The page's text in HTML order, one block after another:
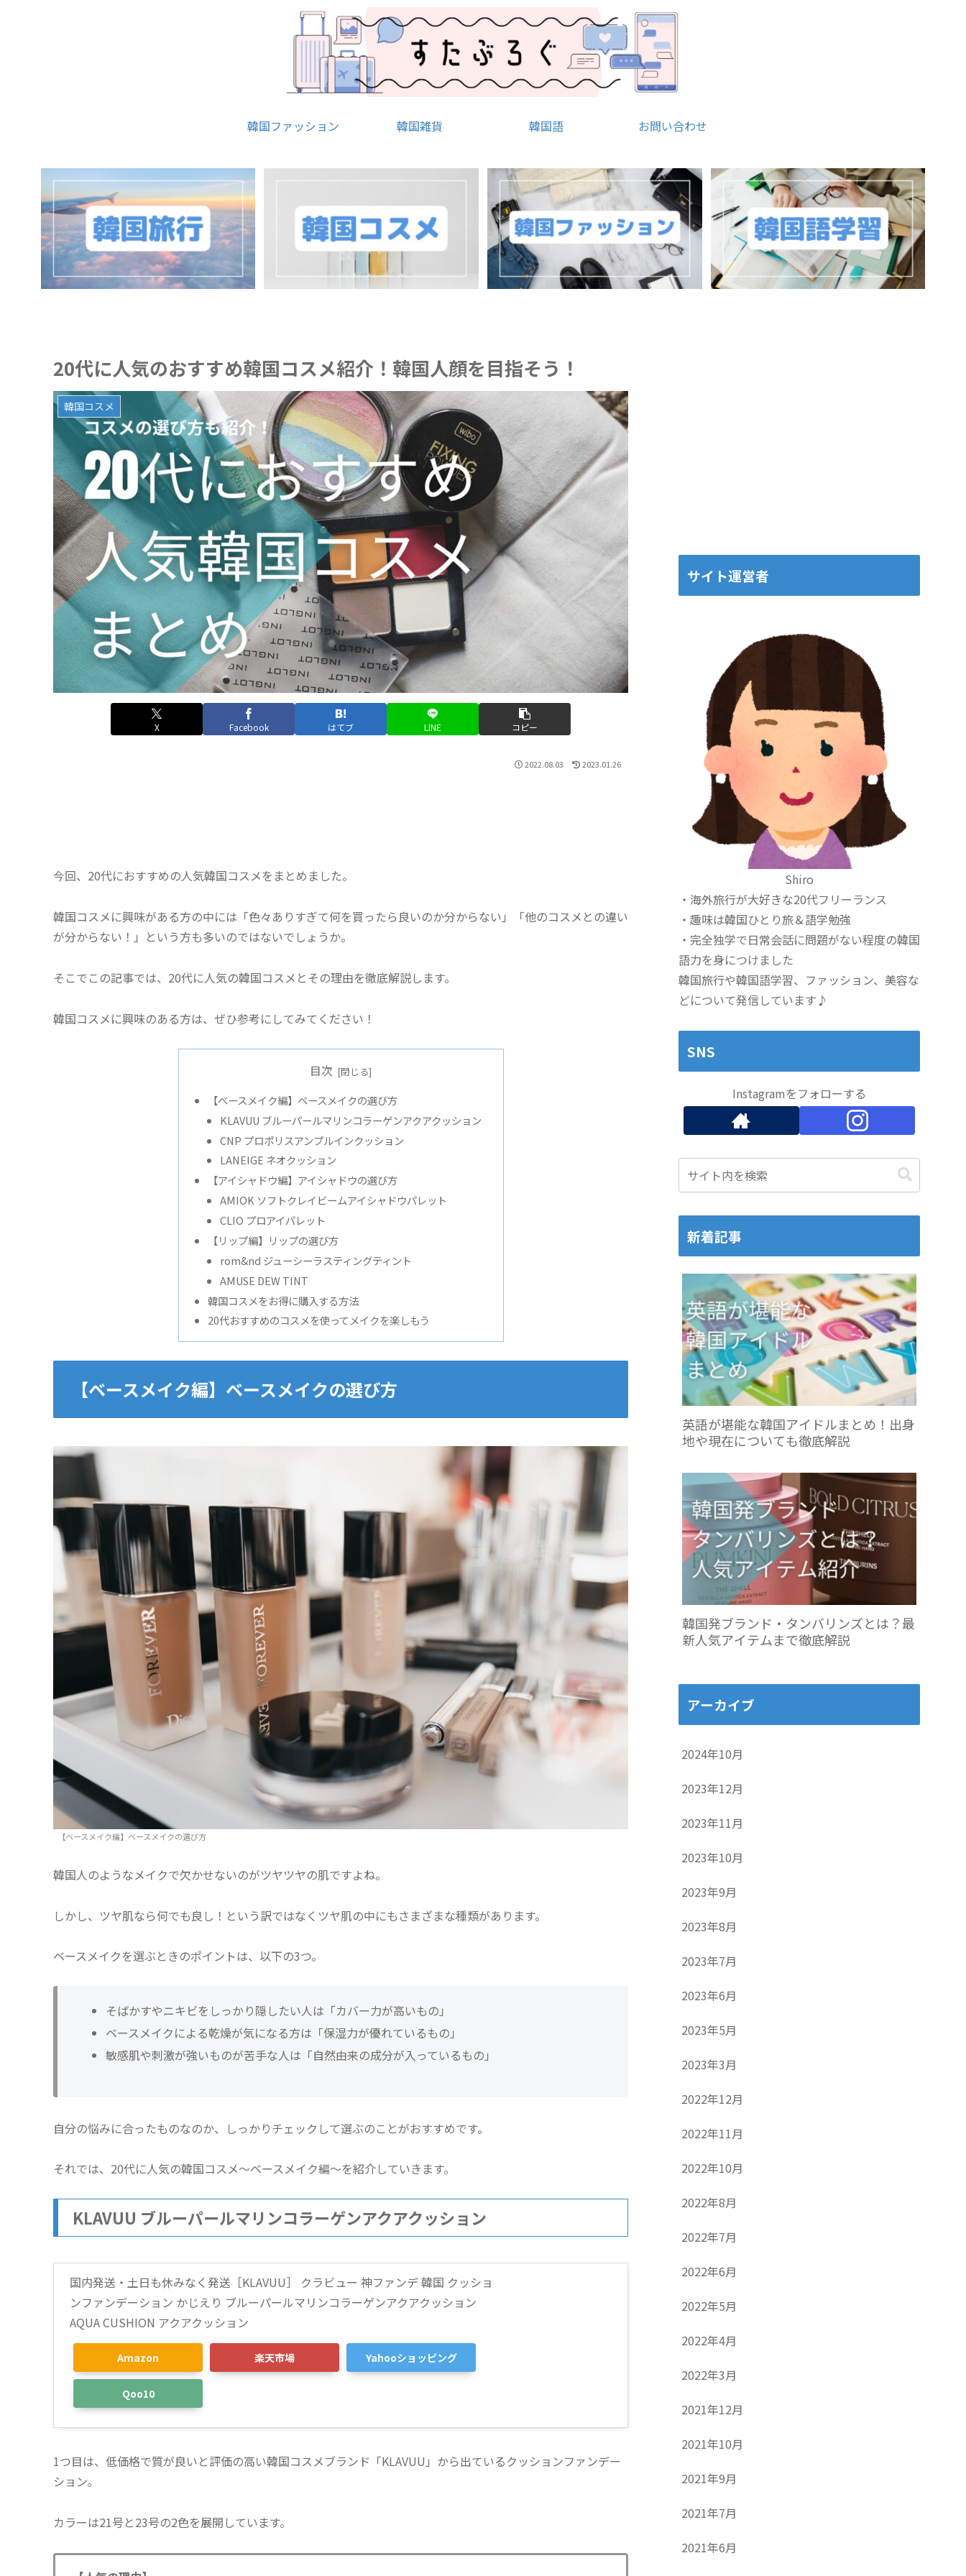
韓国ファッション 韓国雑貨 韓国語 お問い合わせ
20代に人気のおすすめ韓国コスメ紹介！韓国人顔を目指そう！
韓国コスメ
X Facebook はてブ LINE コピー
2022.08.03 2023.01.26
今回、20代におすすめの人気韓国コスメをまとめました。
韓国コスメに興味がある方の中には「色々ありすぎて何を買ったら良いのか分からない」「他のコスメとの違い
が分からない！」という方も多いのではないでしょうか。
そこでこの記事では、20代に人気の韓国コスメとその理由を徹底解説します。
韓国コスメに興味のある方は、ぜひ参考にしてみてください！
目次
【ベースメイク編】ベースメイクの選び方
KLAVUU ブルーパールマリンコラーゲンアクアクッション
CNP プロポリスアンプルインクッション
LANEIGE ネオクッション
【アイシャドウ編】アイシャドウの選び方
AMIOK ソフトクレイビームアイシャドウパレット
CLIO プロアイパレット
【リップ編】リップの選び方
rom&nd ジューシーラスティングティント
AMUSE DEW TINT
韓国コスメをお得に購入する方法
20代おすすめのコスメを使ってメイクを楽しもう
【ベースメイク編】ベースメイクの選び方
【ベースメイク編】ベースメイクの選び方
韓国人のようなメイクで欠かせないのがツヤツヤの肌ですよね。
しかし、ツヤ肌なら何でも良し！という訳ではなくツヤ肌の中にもさまざまな種類があります。
ベースメイクを選ぶときのポイントは、以下の3つ。
そばかすやニキビをしっかり隠したい人は「カバー力が高いもの」
ベースメイクによる乾燥が気になる方は「保湿力が優れているもの」
敏感肌や刺激が強いものが苦手な人は「自然由来の成分が入っているもの」
自分の悩みに合ったものなのか、しっかりチェックして選ぶのことがおすすめです。
それでは、20代に人気の韓国コスメ〜ベースメイク編〜を紹介していきます。
KLAVUU ブルーパールマリンコラーゲンアクアクッション
国内発送・土日も休みなく発送［KLAVUU］ クラビュー 神ファンデ 韓国 クッショ
ンファンデーション かじえり ブルーパールマリンコラーゲンアクアクッション
AQUA CUSHION アクアクッション
Amazon 楽天市場 Yahooショッピング
Qoo10
1つ目は、低価格で質が良いと評価の高い韓国コスメブランド「KLAVUU」から出ているクッションファンデー
ション。
カラーは21号と23号の2色を展開しています。
サイト運営者
Shiro
・海外旅行が大好きな20代フリーランス
・趣味は韓国ひとり旅＆語学勉強
・完全独学で日常会話に問題がない程度の韓国
語力を身につけました
韓国旅行や韓国語学習、ファッション、美容な
どについて発信しています♪
SNS
Instagramをフォローする
新着記事
英語が堪能な韓国アイドルまとめ！出身
地や現在についても徹底解説
韓国発ブランド・タンバリンズとは？最
新人気アイテムまで徹底解説
アーカイブ
2024年10月
2023年12月
2023年11月
2023年10月
2023年9月
2023年8月
2023年7月
2023年6月
2023年5月
2023年3月
2022年12月
2022年11月
2022年10月
2022年8月
2022年7月
2022年6月
2022年5月
2022年4月
2022年3月
2021年12月
2021年10月
2021年9月
2021年7月
2021年6月